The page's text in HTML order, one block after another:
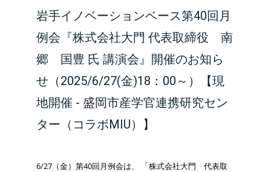
岩手イノベーションベース第40回月
例会『株式会社大門 代表取締役 南
郷 国豊 氏 講演会』開催のお知ら
せ（2025/6/27(金)18：00～）【現
地開催 - 盛岡市産学官連携研究セン
ター（コラボMIU）】
6/27（金）第40回月例会は、 「株式会社大門 代表取